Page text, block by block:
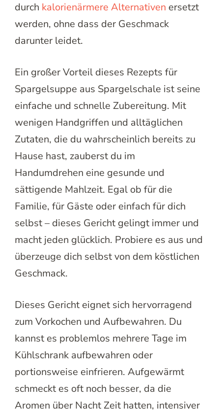
durch kalorienärmere Alternativen ersetzt
werden, ohne dass der Geschmack
darunter leidet.
Ein großer Vorteil dieses Rezepts für
Spargelsuppe aus Spargelschale ist seine
einfache und schnelle Zubereitung. Mit
wenigen Handgriffen und alltäglichen
Zutaten, die du wahrscheinlich bereits zu
Hause hast, zauberst du im
Handumdrehen eine gesunde und
sättigende Mahlzeit. Egal ob für die
Familie, für Gäste oder einfach für dich
selbst – dieses Gericht gelingt immer und
macht jeden glücklich. Probiere es aus und
überzeuge dich selbst von dem köstlichen
Geschmack.
Dieses Gericht eignet sich hervorragend
zum Vorkochen und Aufbewahren. Du
kannst es problemlos mehrere Tage im
Kühlschrank aufbewahren oder
portionsweise einfrieren. Aufgewärmt
schmeckt es oft noch besser, da die
Aromen über Nacht Zeit hatten, intensiver